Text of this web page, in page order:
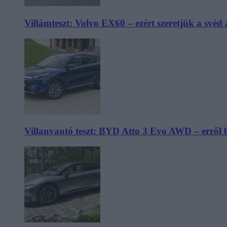
Villámteszt: Volvo EX60 – ezért szeretjük a svéd
Villanyautó teszt: BYD Atto 3 Evo AWD – erről